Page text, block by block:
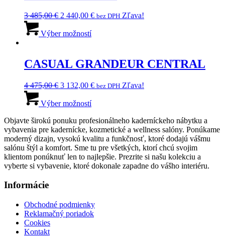
môžete
na
3 485,00€ Pôvodná
bola:
2 440,00 €Aktuálna
bez DPH Zľava!
Výber možnostíprodukt
variantov.
Možnosti
môžete
na
produktu.
CASUAL GRANDEUR CENTRAL
4 475,00€ Pôvodná
bola:
475,00 €.
3 132,00 €Aktuálna
132,00 €.
bez DPH Zľava!
Výber možnostíprodukt
viacero
variantov.
Možnosti
si
môžete
vybrať
Objavte širokú ponuku profesionálneho kaderníckeho nábytku a
vybavenia pre kadernícke, kozmetické a wellness salóny. Ponúkame
moderný dizajn, vysokú kvalitu a funkčnosť, ktoré dodajú vášmu
salónu štýl a komfort. Sme tu pre všetkých, ktorí chcú svojim
klientom ponúknuť len to najlepšie. Prezrite si našu kolekciu a
vyberte si vybavenie, ktoré dokonale zapadne do vášho interiéru.
Informácie
Obchodné podmienky
Reklamačný poriadok
Cookies
Kontakt